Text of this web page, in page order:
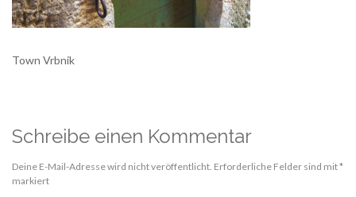
Town Vrbnik
Schreibe einen Kommentar
Deine E-Mail-Adresse wird nicht veröffentlicht. Erforderliche Felder sind mit*
markiert